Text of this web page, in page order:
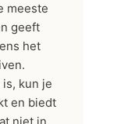
meeste
geeft
het
kun je
en biedt